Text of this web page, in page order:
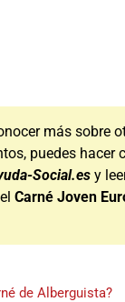
más sobre
puedes hacer
Social.es y
Carné Joven
de Alberguista?